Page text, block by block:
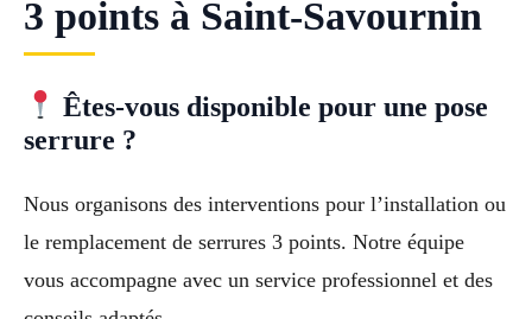
3 points à Saint-Savournin
Êtes-vous disponible pour une pose
serrure ?
Nous organisons des interventions pour l’installation ou
le remplacement de serrures 3 points. Notre équipe
vous accompagne avec un service professionnel et des